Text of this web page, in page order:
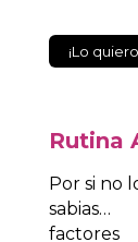
¡Lo
Rutina
Por si no
sabias…
factores